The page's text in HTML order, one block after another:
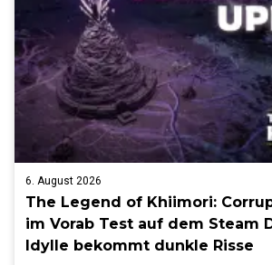
6. August 2026
The Legend of Khiimori:
im Vorab Test auf dem Steam
Idylle bekommt dunkle Risse